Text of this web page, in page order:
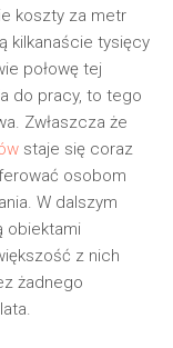
koszty za metr
kilkanaście tysięcy
połowę tej
do pracy, to tego
Zwłaszcza że
staje się coraz
osobom
W dalszym
obiektami
z nich
żadnego